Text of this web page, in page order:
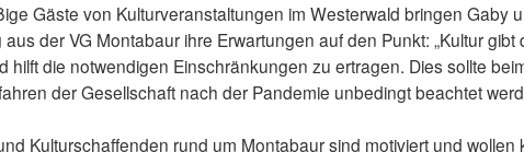
Gäste von Kulturveranstaltungen im Westerwald bringen Gaby
der VG Montabaur ihre Erwartungen auf den Punkt: „Kultur gibt
hilft die notwendigen Einschränkungen zu ertragen. Dies sollte
der Gesellschaft nach der Pandemie unbedingt beachtet
Kulturschaffenden rund um Montabaur sind motiviert und wollen